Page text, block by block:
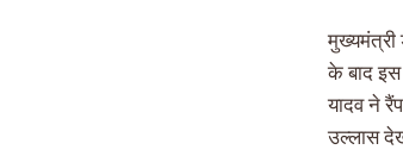
मुख्यमंत्री
के बाद इस
यादव ने
उल्लास